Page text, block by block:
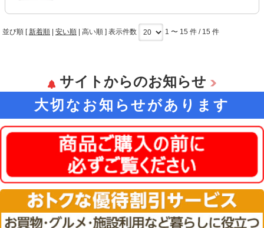
並び順 [新着順 安い順 高い順 ] 表示件数 1 〜 15 件 / 15 件
サイトからのお知らせ
大切なお知らせがあります